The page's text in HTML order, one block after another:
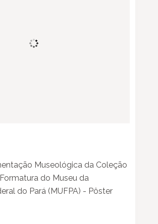
Museológica da Coleção
do Museu da
do Pará (MUFPA) - Pôster